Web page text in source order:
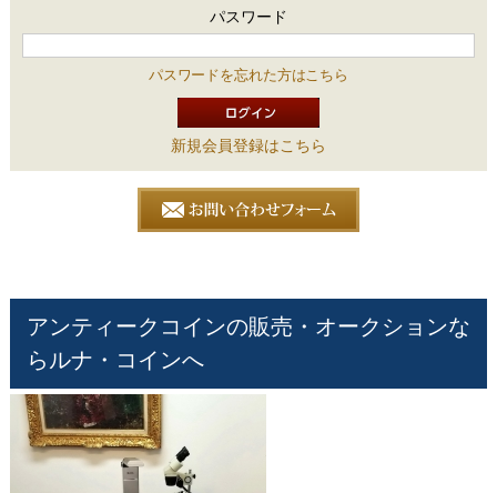
パスワード
パスワードを忘れた方はこちら
新規会員登録はこちら
アンティークコインの販売・オークションな
らルナ・コインへ